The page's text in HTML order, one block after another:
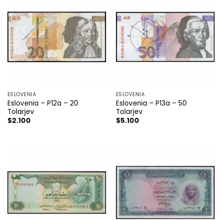
ESLOVENIA
Eslovenia – P12a – 20
Tolarjev
$2.100
ESLOVENIA
Eslovenia – P13a – 50
Tolarjev
$5.100